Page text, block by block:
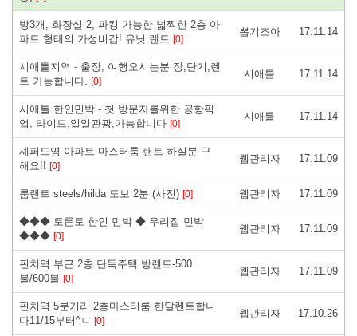
방3개, 화장실 2, 파킹 가능한 넓찍한 2층 아
파트 형태의 가성비갑! 유닛 렌트 [0]
뽑기조아 17.11.14
시애틀지역 - 출장, 여행오시는분 장,단기,렌
트 가능합니다. [0]
시애틀 17.11.14
시애틀 한인민박 - 첫 방문자를위한 공항픽
업, 라이드,일일관광,가능합니다 [0]
시애틀 17.11.14
셰퍼드영 아파트 마스터룸 랜트 하실분 구
해요!! [0]
웹관리자 17.11.09
룸랜트 steels/hilda 도보 2분 (사진) [0] 웹관리자 17.11.09
◆◆◆ 토론토 한인 민박 ◆ 우리집 민박
◆◆◆ [0]
웹관리자 17.11.09
핀치역 부근 2층 단독주택 방렌트-500
불/600불 [0]
웹관리자 17.11.09
핀치역 5분거리 2층마스터룸 한달렌트합니
다11/15부터^ㄴ [0]
웹관리자 17.10.26